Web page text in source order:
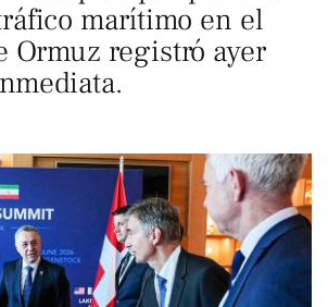
marítimo en el
Ormuz registró ayer